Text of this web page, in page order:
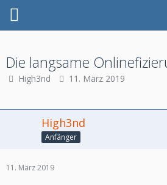
Die langsame
High3nd 11. März 2019
High3nd
Anfänger
11. März 2019